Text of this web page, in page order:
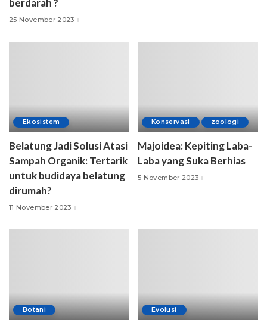
berdarah ?
25 November 2023
Ekosistem
Belatung Jadi Solusi Atasi
Sampah Organik: Tertarik
untuk budidaya belatung
dirumah?
11 November 2023
Konservasi zoologi
Majoidea: Kepiting Laba-
Laba yang Suka Berhias
5 November 2023
Botani Evolusi